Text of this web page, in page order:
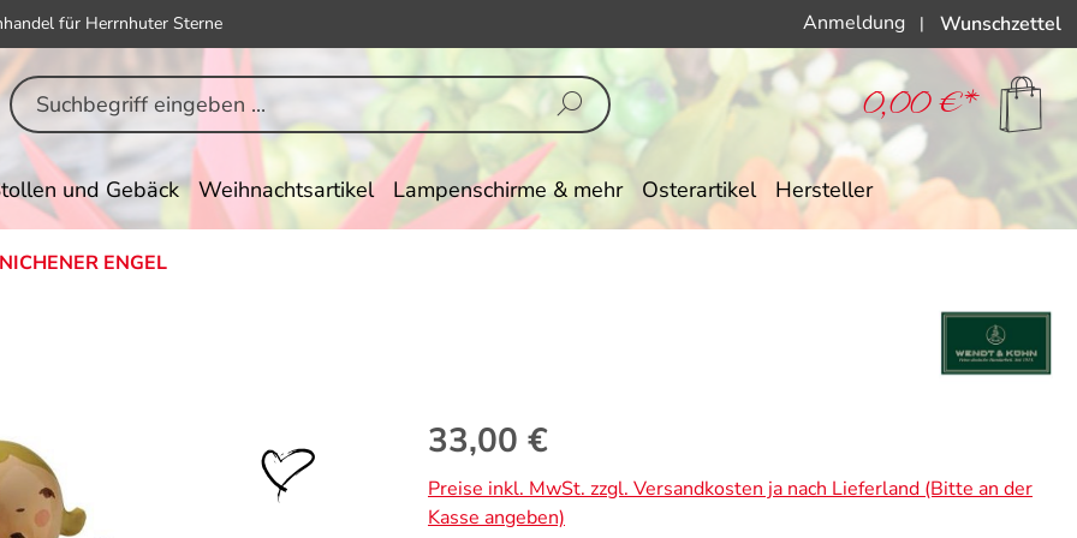
für Herrnhuter Sterne Anmeldung | Wunschzettel
0,00 €*
und Gebäck Weihnachtsartikel Lampenschirme & mehr Osterartikel Hersteller
ENGEL
Regulärer Preis:
33,00 €
Preise inkl. MwSt. zzgl. Versandkosten ja nach Lieferland (Bitte an der
Kasse angeben)